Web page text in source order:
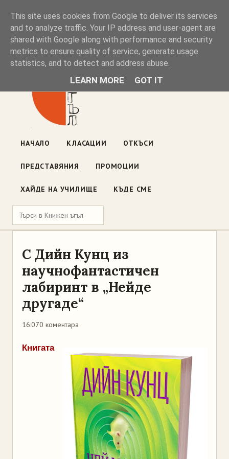
Книжен ъгъл
Блог на книжарницата — класации, откъси, нови книги
ул. „Оборище" 117, София· пон–пет 10:00–19:00 ·
НАЧАЛО КЛАСАЦИИ ОТКЪСИ
ПРЕДСТАВЯНИЯ ПРОМОЦИИ
ХАЙДЕ НА УЧИЛИЩЕ КЪДЕ СМЕ
С Дийн Кунц из
научнофантастичен
лабиринт в „Нейде
другаде“
16:070 коментара
Книгата
This site uses cookies from Google to deliver its services
and to analyze traffic. Your IP address and user-agent are
shared with Google along with performance and security
metrics to ensure quality of service, generate usage
statistics, and to detect and address abuse.
LEARN MORE GOT IT